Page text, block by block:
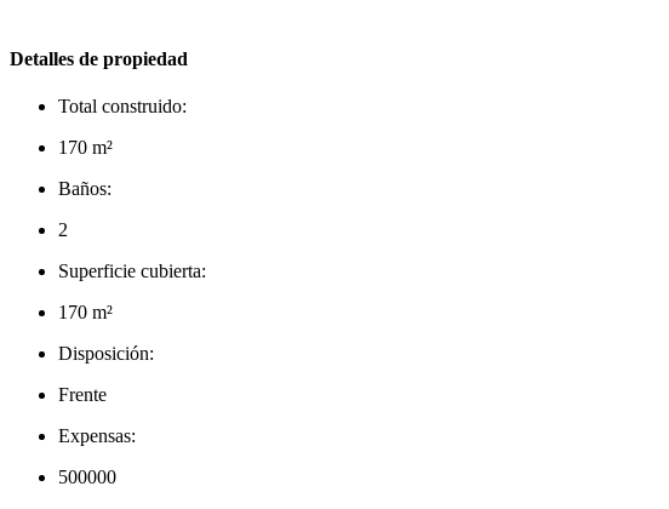
Detalles de propiedad
Total construido:
170 m²
Baños:
2
Superficie cubierta:
170 m²
Disposición:
Frente
Expensas:
500000